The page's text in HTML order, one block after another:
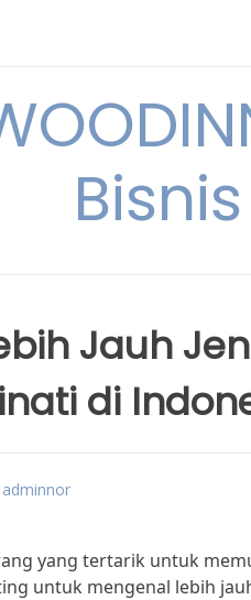
Jauh
di
adminnor
yang tertarik untuk
untuk mengenal lebih